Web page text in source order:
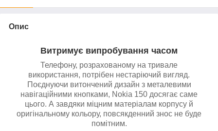
Опис
Витримує випробування часом
Телефону, розрахованому на тривале
використання, потрібен нестаріючий вигляд.
Поєднуючи витончений дизайн з металевими
навігаційними кнопками, Nokia 150 досягає саме
цього. А завдяки міцним матеріалам корпусу й
оригінальному кольору, повсякденний знос не буде
помітним.